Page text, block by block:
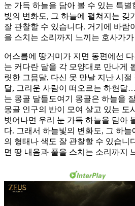
눈 가득 하늘을 담아 볼 수 있는 특
빛의 변화도, 그 하늘에 펼쳐지는 갖
잘 관찰할 수 있습니다. 거기에 바람
을 스치는 소리까지 느끼는 호사가
어스름에 땅거미가 지면 동편에선
는 커다란 달을 각 모양대로 만나게
릿한 그믐달, 다신 못 만날 지난 시
달, 그리운 사람이 떠오르는 하현달
는 몽골 달들도여기 몽골은 하늘을
몽골 인구의 반이 모여 살고 있는 도
벗어나면 우리 눈 가득 하늘을 담아
다. 그래서 하늘빛의 변화도, 그 하
의 형태나 색도 잘 관찰할 수 있습니
면 땅 내음과 풀을 스치는 소리까지